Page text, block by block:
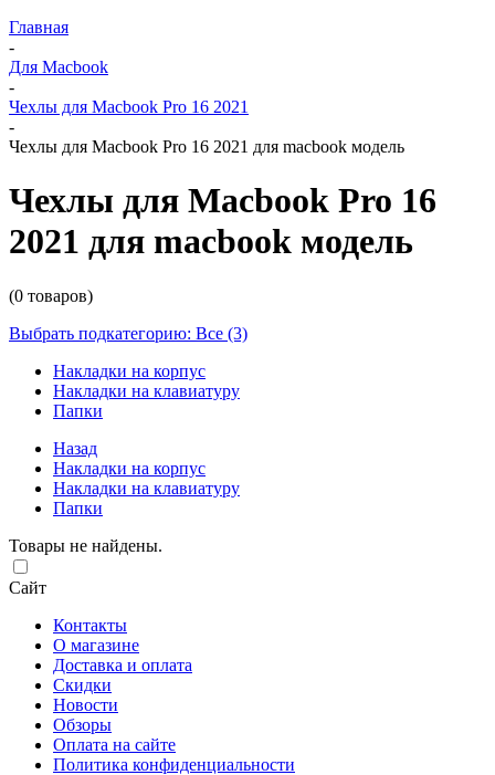
Главная
-
Для Macbook
-
Чехлы для Macbook Pro 16 2021
-
Чехлы для Macbook Pro 16 2021 для macbook модель
Чехлы для Macbook Pro 16
2021 для macbook модель
(0 товаров)
Выбрать подкатегорию: Все (3)
Накладки на корпус
Накладки на клавиатуру
Папки
Назад
Накладки на корпус
Накладки на клавиатуру
Папки
Товары не найдены.
Сайт
Контакты
О магазине
Доставка и оплата
Скидки
Новости
Обзоры
Оплата на сайте
Политика конфиденциальности